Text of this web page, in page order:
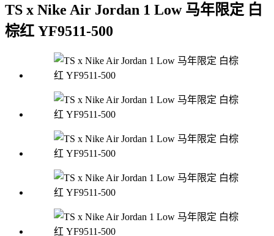
TS x Nike Air Jordan 1 Low 马年限定 白
棕红 YF9511-500